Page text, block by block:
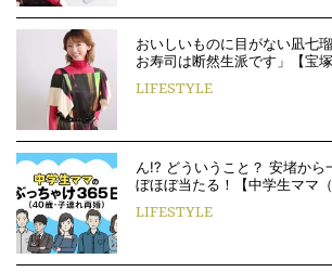
おいしいものに目がない凪七
お寿司は断然生派です」【宝
LIFESTYLE
ん!? どういうこと？ 安堵から
ぼほぼ当たる！【中学生ママ
LIFESTYLE